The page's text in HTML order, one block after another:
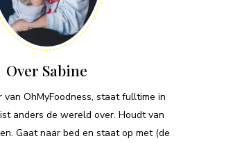
Over Sabine
van OhMyFoodness, staat fulltime in
anders de wereld over. Houdt van
Gaat naar bed en staat op met (de